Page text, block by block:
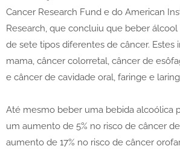
Cancer Research Fund e do American
Research, que concluiu que beber
de sete tipos diferentes de câncer. Estes
mama, câncer colorretal, câncer de
e câncer de cavidade oral, faringe e
Até mesmo beber uma bebida alcoólica
um aumento de 5% no risco de câncer
aumento de 17% no risco de câncer